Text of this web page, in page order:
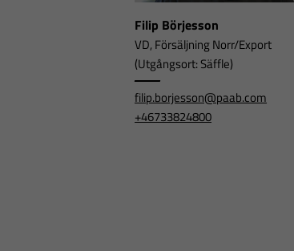
Filip Börjesson
VD, Försäljning Norr/Export
(Utgångsort: Säffle)
filip.borjesson@paab.com
+46733824800